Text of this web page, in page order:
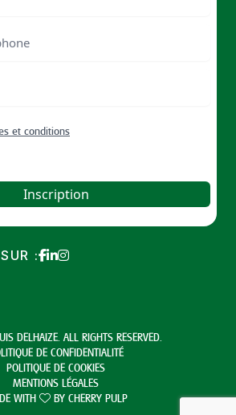
et conditions
:
DELHAIZE. ALL RIGHTS RESERVED.
DE CONFIDENTIALITÉ
POLITIQUE DE COOKIES
MENTIONS LÉGALES
WITH
BY CHERRY PULP